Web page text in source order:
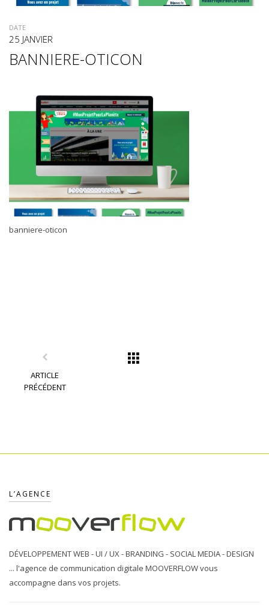
DATE
25 JANVIER
BANNIERE-OTICON
banniere-oticon
ARTICLE
PRÉCÉDENT
L’AGENCE
DÉVELOPPEMENT WEB - UI / UX - BRANDING - SOCIAL MEDIA - DESIGN
... l'agence de communication digitale MOOVERFLOW vous
accompagne dans vos projets.